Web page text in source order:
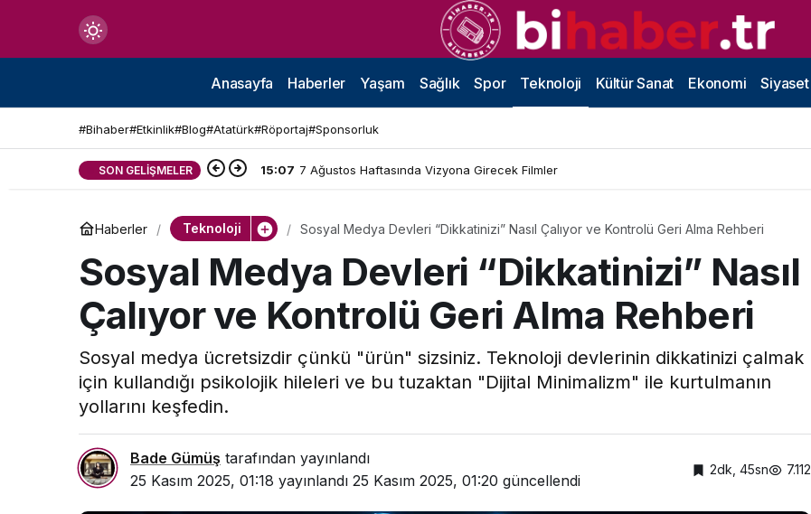
Mod
değiştir
Anasayfa Haberler Yaşam Sağlık Spor Teknoloji Kültür Sanat Ekonomi Siyaset
#Bihaber#Etkinlik#Blog#Atatürk#Röportaj#Sponsorluk
SON GELIŞMELER 15:07 7 Ağustos Haftasında Vizyona Girecek Filmler
Haberler Teknoloji Sosyal Medya Devleri “Dikkatinizi” Nasıl Çalıyor ve Kontrolü Geri Alma Rehberi
Sosyal Medya Devleri “Dikkatinizi” Nasıl
Çalıyor ve Kontrolü Geri Alma Rehberi
Sosyal medya ücretsizdir çünkü "ürün" sizsiniz. Teknoloji devlerinin dikkatinizi çalmak
için kullandığı psikolojik hileleri ve bu tuzaktan "Dijital Minimalizm" ile kurtulmanın
yollarını keşfedin.
Bade Gümüş tarafından yayınlandı
25 Kasım 2025, 01:18 yayınlandı 25 Kasım 2025, 01:20 güncellendi
2dk, 45sn 7.112